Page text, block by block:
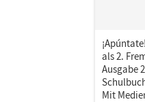
als 2.
Ausgabe
Mit